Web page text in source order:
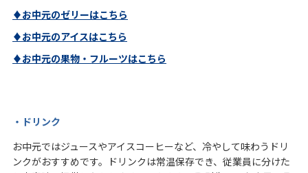
♦お中元のゼリーはこちら
♦お中元のアイスはこちら
♦お中元の果物・フルーツはこちら
・ドリンク
お中元ではジュースやアイスコーヒーなど、冷やして味わうドリ
ンクがおすすめです。ドリンクは常温保存でき、従業員に分けた